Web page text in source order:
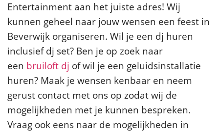
Entertainment aan het juiste adres! Wij
kunnen geheel naar jouw wensen een feest in
Beverwijk organiseren. Wil je een dj huren
inclusief dj set? Ben je op zoek naar
een bruiloft dj of wil je een geluidsinstallatie
huren? Maak je wensen kenbaar en neem
gerust contact met ons op zodat wij de
mogelijkheden met je kunnen bespreken.
Vraag ook eens naar de mogelijkheden in